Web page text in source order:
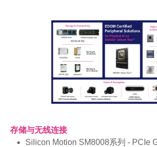
存储与无线连接
Silicon Motion SM8008系列 - PCIe